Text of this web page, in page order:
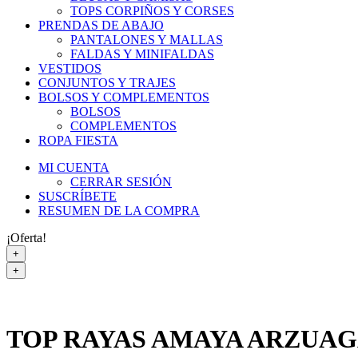
TOPS CORPIÑOS Y CORSES
PRENDAS DE ABAJO
PANTALONES Y MALLAS
FALDAS Y MINIFALDAS
VESTIDOS
CONJUNTOS Y TRAJES
BOLSOS Y COMPLEMENTOS
BOLSOS
COMPLEMENTOS
ROPA FIESTA
MI CUENTA
CERRAR SESIÓN
SUSCRÍBETE
RESUMEN DE LA COMPRA
¡Oferta!
+
+
TOP RAYAS AMAYA